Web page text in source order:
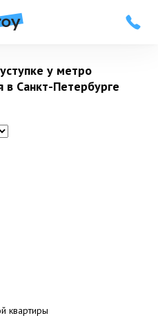
у метро
в Санкт-Петербурге
квартиры